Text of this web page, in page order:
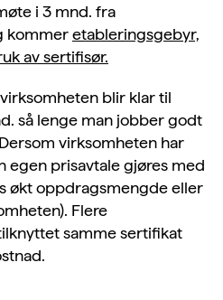
i 3 mnd. fra
kommeretableringsgebyr,
av sertifisør.
blir klar til
så lenge man jobber godt
virksomheten har
egen prisavtale gjøres med
økt oppdragsmengde eller
Flere
samme sertifikat